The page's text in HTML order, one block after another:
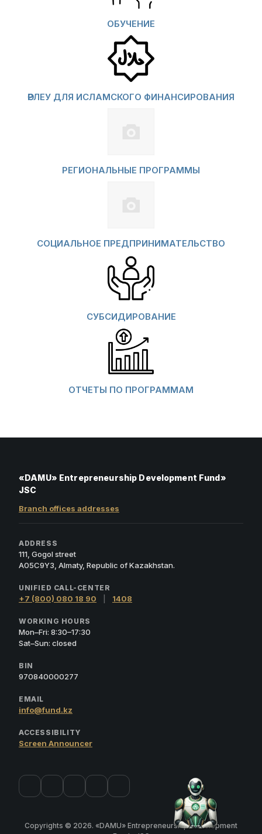
ОБУЧЕНИЕ
ӨРЛЕУ ДЛЯ ИСЛАМСКОГО ФИНАНСИРОВАНИЯ
РЕГИОНАЛЬНЫЕ ПРОГРАММЫ
СОЦИАЛЬНОЕ ПРЕДПРИНИМАТЕЛЬСТВО
СУБСИДИРОВАНИЕ
ОТЧЕТЫ ПО ПРОГРАММАМ
«DAMU» Entrepreneurship Development Fund»
JSC
Branch offices addresses
ADDRESS
111, Gogol street
A05C9Y3, Almaty, Republic of Kazakhstan.
UNIFIED CALL-CENTER
+7 (800) 080 18 90 1408
WORKING HOURS
Mon–Fri: 8:30–17:30
Sat–Sun: closed
BIN
970840000277
EMAIL
info@fund.kz
ACCESSIBILITY
Screen Announcer
Copyrights © 2026. «DAMU» Entrepreneurship Development